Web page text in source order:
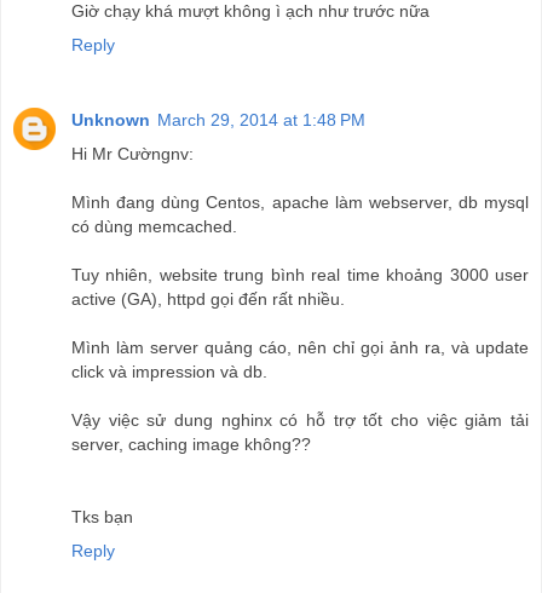
Giờ chạy khá mượt không ì ạch như trước nữa
Reply
Unknown March 29, 2014 at 1:48 PM
Hi Mr Cườngnv:
Mình đang dùng Centos, apache làm webserver, db mysql
có dùng memcached.
Tuy nhiên, website trung bình real time khoảng 3000 user
active (GA), httpd gọi đến rất nhiều.
Mình làm server quảng cáo, nên chỉ gọi ảnh ra, và update
click và impression và db.
Vậy việc sử dung nghinx có hỗ trợ tốt cho việc giảm tải
server, caching image không??
Tks bạn
Reply